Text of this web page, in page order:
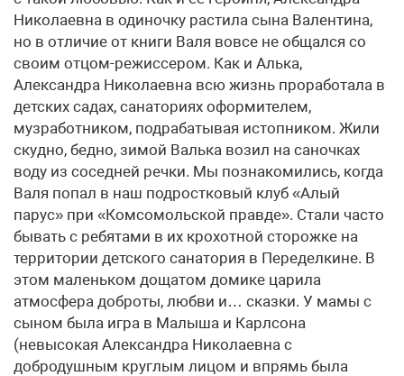
Николаевна в одиночку растила сына Валентина,
но в отличие от книги Валя вовсе не общался со
своим отцом-режиссером. Как и Алька,
Александра Николаевна всю жизнь проработала в
детских садах, санаториях оформителем,
музработником, подрабатывая истопником. Жили
скудно, бедно, зимой Валька возил на саночках
воду из соседней речки. Мы познакомились, когда
Валя попал в наш подростковый клуб «Алый
парус» при «Комсомольской правде». Стали часто
бывать с ребятами в их крохотной сторожке на
территории детского санатория в Переделкине. В
этом маленьком дощатом домике царила
атмосфера доброты, любви и… сказки. У мамы с
сыном была игра в Малыша и Карлсона
(невысокая Александра Николаевна с
добродушным круглым лицом и впрямь была